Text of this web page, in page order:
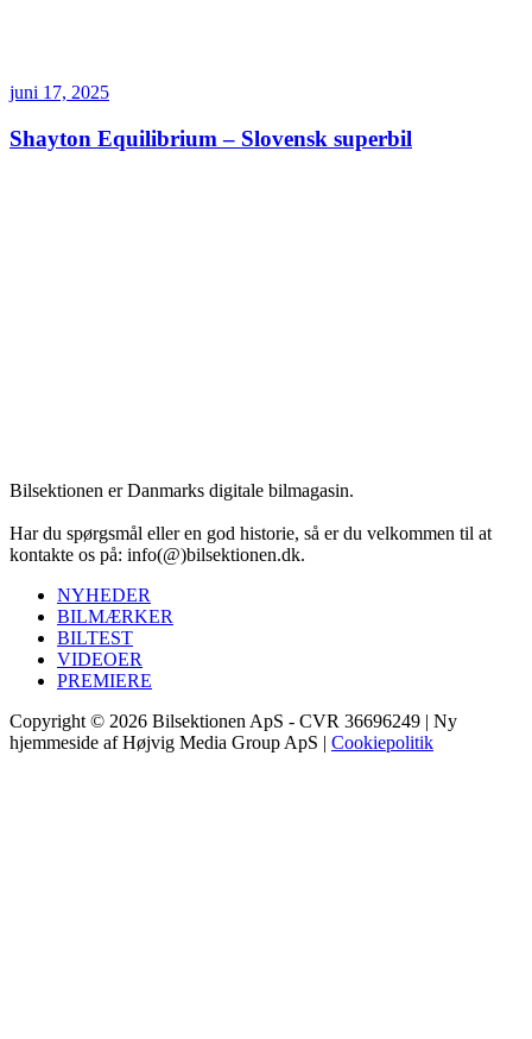
juni 17, 2025
Shayton Equilibrium – Slovensk superbil
Bilsektionen er Danmarks digitale bilmagasin.
Har du spørgsmål eller en god historie, så er du velkommen til at
kontakte os på: info(@)bilsektionen.dk.
NYHEDER
BILMÆRKER
BILTEST
VIDEOER
PREMIERE
Copyright © 2026 Bilsektionen ApS - CVR 36696249 | Ny
hjemmeside af Højvig Media Group ApS | Cookiepolitik